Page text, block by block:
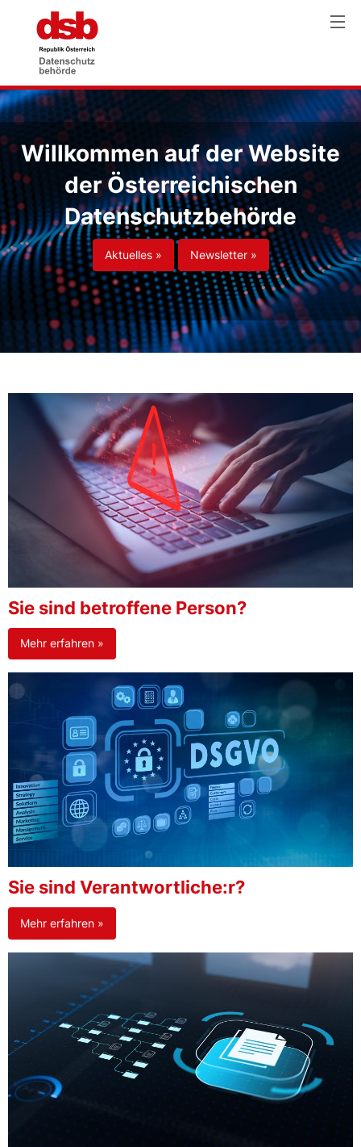
Willkommen auf der Website
der Österreichischen
Datenschutzbehörde
Aktuelles » Newsletter »
Sie sind betroffene Person?
Mehr erfahren »
Sie sind Verantwortliche:r?
Mehr erfahren »